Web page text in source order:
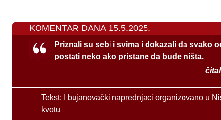
KOMENTAR DANA 15.5.2025.
Priznali su sebi i svima i dokazali da svako
postati neko ako pristane da bude ništa.
Tekst:
I bujanovački naprednjaci organizovano u
kvotu